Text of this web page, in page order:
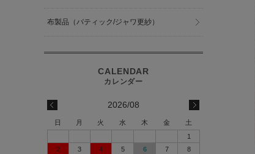
布製品（バティック/ジャワ更紗）
2026/08
日 月 火 水 木 金
土
1
2
3 4 5 6 7
8